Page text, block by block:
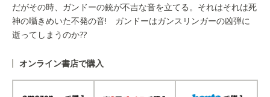
だがその時、ガンドーの銃が不吉な音を立てる。それはそれは死
神の囁きめいた不発の音! ガンドーはガンスリンガーの凶弾に
逝ってしまうのか??
オンライン書店で購入